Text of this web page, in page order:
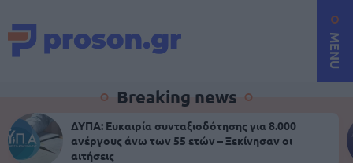
MENU
Breaking news
ΔΥΠΑ: Ευκαιρία συνταξιοδότησης για 8.000
ανέργους άνω των 55 ετών – Ξεκίνησαν οι
αιτήσεις